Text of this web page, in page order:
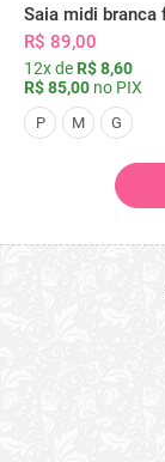
R$ 89,00
12x de R$ 8,60
R$ 85,00 no PIX
P M G